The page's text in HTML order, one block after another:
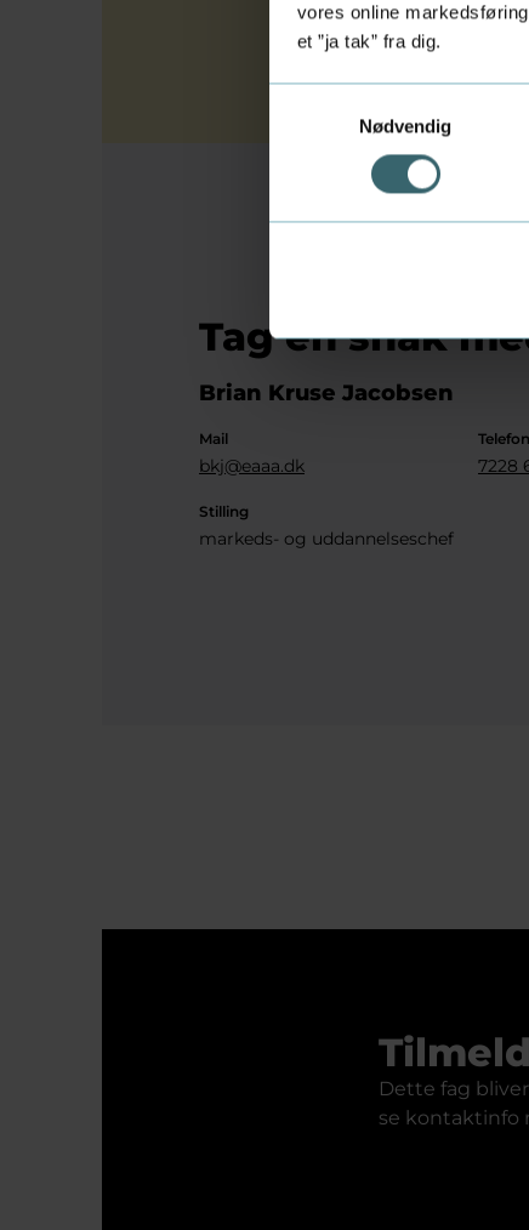
vores online
et ”ja tak” fra dig.
Nødvendig
'Struktureret
Tag en snak
Brian Kruse Jacobsen
Mail
bkj@eaaa.dk
Telefon
7228
Stilling
markeds- og uddannelseschef
Dette fag
se kontaktinfo